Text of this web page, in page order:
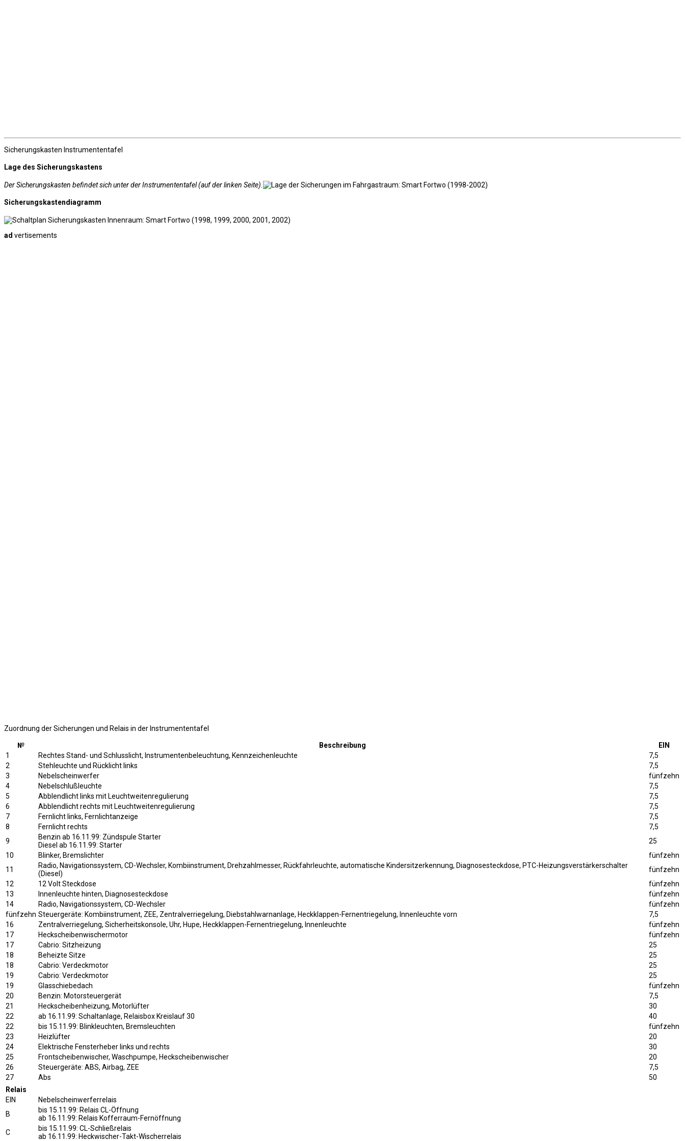
Sicherungskasten Instrumententafel
Lage des Sicherungskastens
Der Sicherungskasten befindet sich unter der Instrumententafel (auf der linken Seite).
Sicherungskastendiagramm
ad vertisements
Zuordnung der Sicherungen und Relais in der Instrumententafel
№ Beschreibung
EIN
1
Rechtes Stand- und Schlusslicht, Instrumentenbeleuchtung, Kennzeichenleuchte
7,5
2
Stehleuchte und Rücklicht links
7,5
3
Nebelscheinwerfer
fünfzehn
4
Nebelschlußleuchte
7,5
5
Abblendlicht links mit Leuchtweitenregulierung
7,5
6
Abblendlicht rechts mit Leuchtweitenregulierung
7,5
7
Fernlicht links, Fernlichtanzeige
7,5
8
Fernlicht rechts
7,5
9
Benzin ab 16.11.99: Zündspule Starter
Diesel ab 16.11.99: Starter
25
10
Blinker, Bremslichter
fünfzehn
11
Radio, Navigationssystem, CD-Wechsler, Kombiinstrument, Drehzahlmesser, Rückfahrleuchte, automatische Kindersitzerkennung, Diagnosesteckdose, PTC-Heizungsverstärkerschalter
(Diesel)
fünfzehn
12
12 Volt Steckdose
fünfzehn
13
Innenleuchte hinten, Diagnosesteckdose
fünfzehn
14
Radio, Navigationssystem, CD-Wechsler
fünfzehn
fünfzehn Steuergeräte: Kombiinstrument, ZEE, Zentralverriegelung, Diebstahlwarnanlage, Heckklappen-Fernentriegelung, Innenleuchte vorn
7,5
16
Zentralverriegelung, Sicherheitskonsole, Uhr, Hupe, Heckklappen-Fernentriegelung, Innenleuchte
fünfzehn
17
Heckscheibenwischermotor
fünfzehn
17
Cabrio: Sitzheizung
25
18
Beheizte Sitze
25
18
Cabrio: Verdeckmotor
25
19
Cabrio: Verdeckmotor
25
19
Glasschiebedach
fünfzehn
20
Benzin: Motorsteuergerät
7,5
21
Heckscheibenheizung, Motorlüfter
30
22
ab 16.11.99: Schaltanlage, Relaisbox Kreislauf 30
40
22
bis 15.11.99: Blinkleuchten, Bremsleuchten
fünfzehn
23
Heizlüfter
20
24
Elektrische Fensterheber links und rechts
30
25
Frontscheibenwischer, Waschpumpe, Heckscheibenwischer
20
26
Steuergeräte: ABS, Airbag, ZEE
7,5
27
Abs
50
Relais
EIN
Nebelscheinwerferrelais
B
bis 15.11.99: Relais CL-Öffnung
ab 16.11.99: Relais Kofferraum-Fernöffnung
C
bis 15.11.99: CL-Schließrelais
ab 16.11.99: Heckwischer-Takt-Wischerrelais